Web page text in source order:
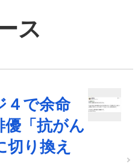
ス
４で余命
優「抗がん
り換え